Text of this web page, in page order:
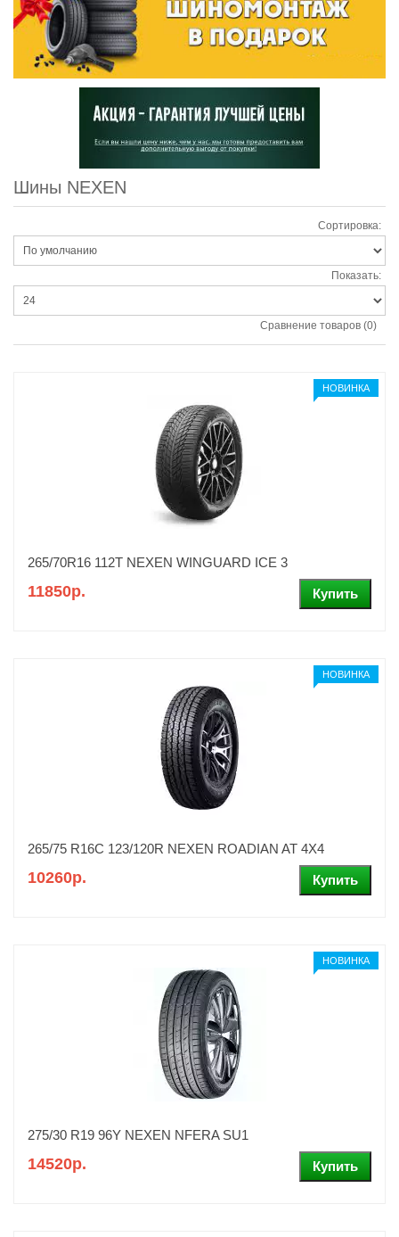
Шины NEXEN
Сортировка:
Показать:
Сравнение товаров (0)
НОВИНКА
265/70R16 112T NEXEN WINGUARD ICE 3
11850р.
НОВИНКА
265/75 R16C 123/120R NEXEN ROADIAN AT 4X4
10260р.
НОВИНКА
275/30 R19 96Y NEXEN NFERA SU1
14520р.